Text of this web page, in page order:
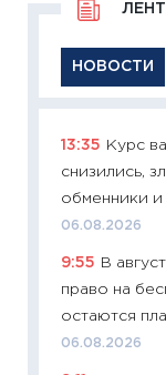
НОВОСТИ
13:35
Курс
снизились,
обменники и
06.08.2026
9:55
В
право на
остаются
06.08.2026